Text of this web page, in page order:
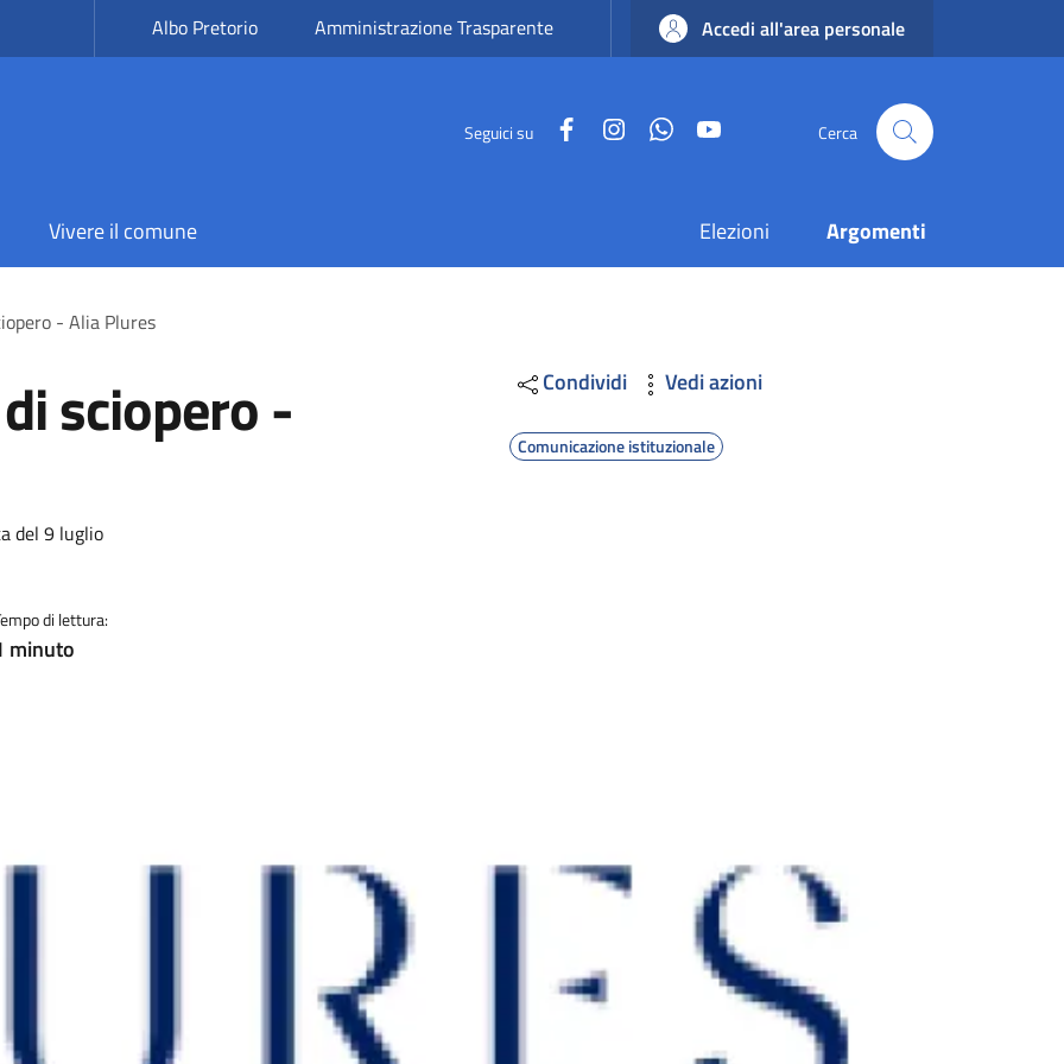
Albo Pretorio Amministrazione Trasparente Accedi all'area personale
Seguici su FacebookInstagramWhatsApp Cerca
Vivere il comune Elezioni Argomenti
- Alia Plures
sciopero -
del 9 luglio
di lettura:
minuto
Condividi Vedi azioni
Comunicazione istituzionale